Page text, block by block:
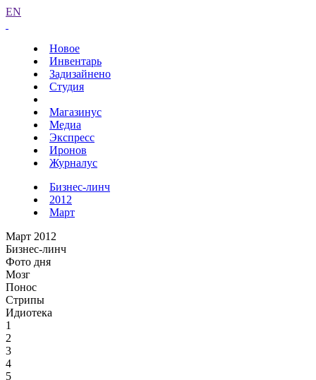
EN
Новое
Инвентарь
Задизайнено
Студия
Магазинус
Медиа
Экспресс
Иронов
Журналус
Бизнес-линч
2012
Март
Март 2012
Бизнес-линч
Фото дня
Мозг
Понос
Стрипы
Идиотека
1
2
3
4
5